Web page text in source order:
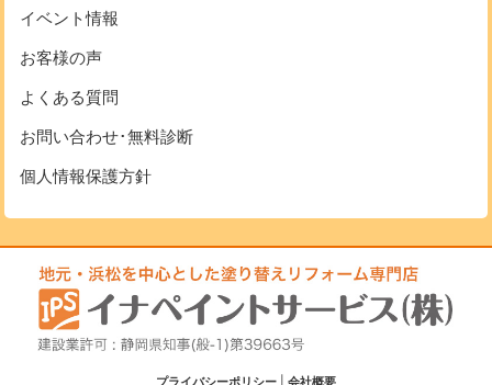
イベント情報
お客様の声
よくある質問
お問い合わせ･無料診断
個人情報保護方針
プライバシーポリシー 会社概要